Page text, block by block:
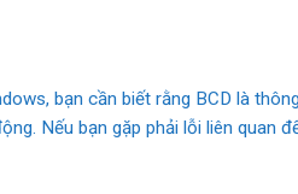
bạn cần biết rằng BCD là
Nếu bạn gặp phải lỗi liên quan